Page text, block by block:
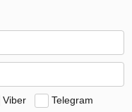
Viber Telegram